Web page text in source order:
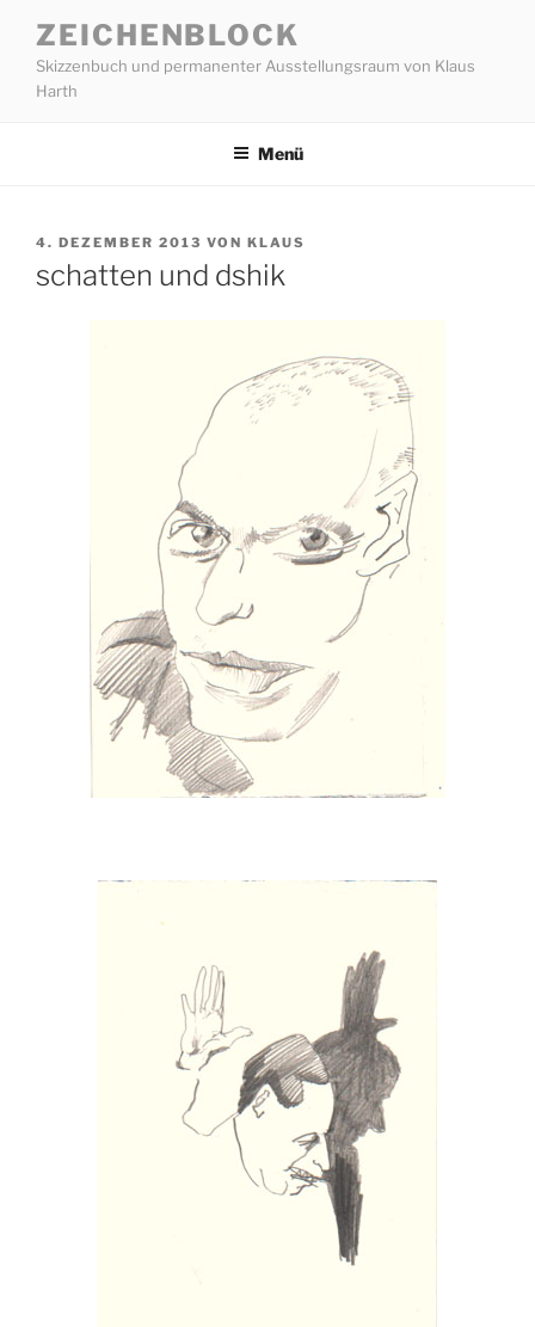
Inhalt
springen
ZEICHENBLOCK
Skizzenbuch und permanenter Ausstellungsraum von Klaus
Harth
Menü
VERÖFFENTLICHT
4. DEZEMBER 2013 VON KLAUS
schatten und dshik